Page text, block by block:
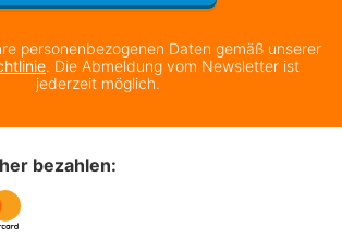
personenbezogenen Daten gemäß unserer
. Die Abmeldung vom Newsletter ist
jederzeit möglich.
bezahlen: